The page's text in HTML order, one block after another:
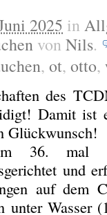
2025 in
von Nils.
, ot, otto,
des
Damit
Glückwunsch!
36. mal
und
auf dem
unter Wasser